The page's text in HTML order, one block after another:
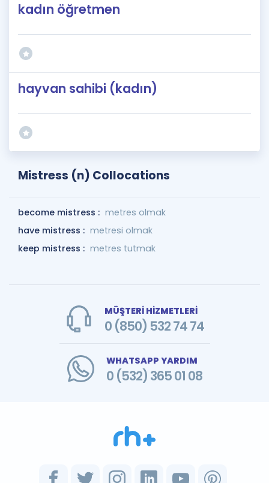
kadın öğretmen
hayvan sahibi (kadın)
Mistress (n) Collocations
become mistress : metres olmak
have mistress : metresi olmak
keep mistress : metres tutmak
MÜŞTERİ HİZMETLERİ
0 (850) 532 74 74
WHATSAPP YARDIM
0 (532) 365 01 08